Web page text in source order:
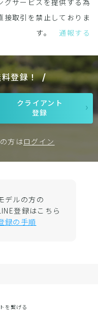
サービスを提供する為
接取引を禁止しておりま
す。通報する
登録！
クライアント
登録
方はログイン
デルの方の
登録はこちら
録の手順
を繋げる